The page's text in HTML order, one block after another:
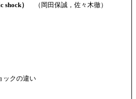
）
（岡田保誠，佐々木徹）
クの違い